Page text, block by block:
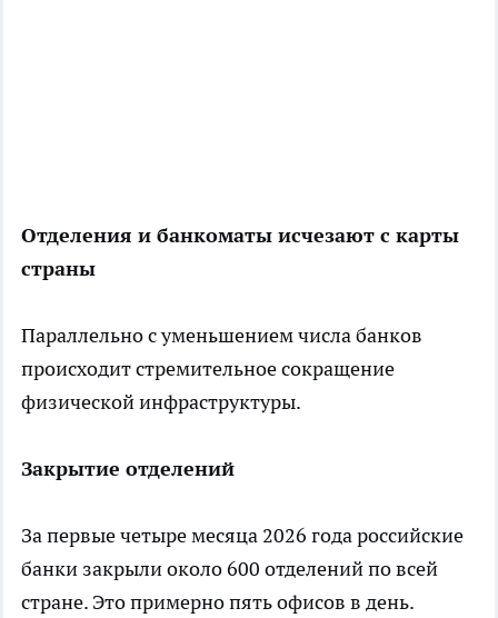
Отделения и банкоматы исчезают с карты
страны
Параллельно с уменьшением числа банков
происходит стремительное сокращение
физической инфраструктуры.
Закрытие отделений
За первые четыре месяца 2026 года российские
банки закрыли около 600 отделений по всей
стране. Это примерно пять офисов в день.